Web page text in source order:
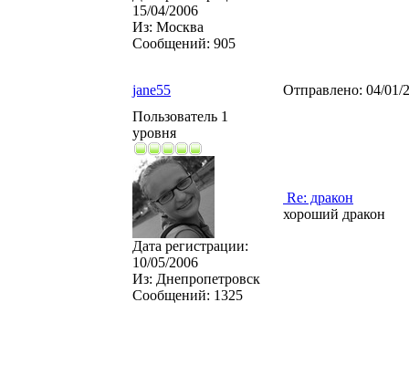
15/04/2006
Из: Москва
Сообщений: 905
jane55 Отправлено: 04/01/
Пользователь 1
уровня
Дата регистрации:
10/05/2006
Из: Днепропетровск
Сообщений: 1325
Re: дракон
хороший дракон